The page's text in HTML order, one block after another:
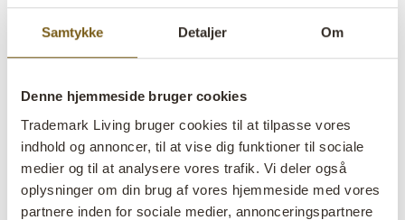
Samtykke Detaljer Om
Denne hjemmeside bruger cookies
Trademark Living bruger cookies til at tilpasse vores
indhold og annoncer, til at vise dig funktioner til sociale
medier og til at analysere vores trafik. Vi deler også
oplysninger om din brug af vores hjemmeside med vores
partnere inden for sociale medier, annonceringspartnere
Jaxon knage af træknop
H: 12 CM
W: 9,5 CM
Mr. C jernkrog
H: 11 CM